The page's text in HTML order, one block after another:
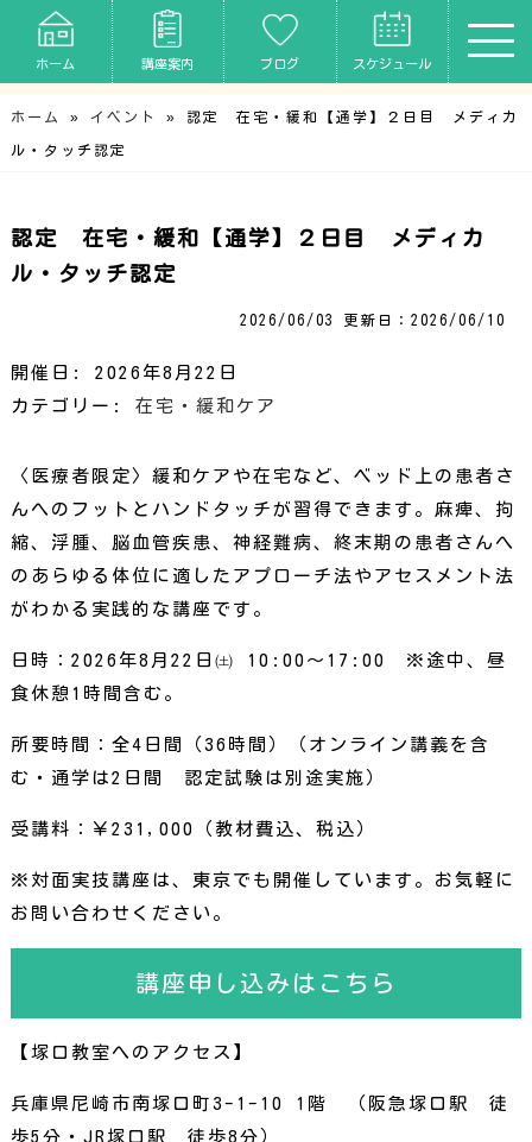
ホーム 講座案内 ブログ スケジュール
お知らせ
ホーム » イベント » 認定 在宅・緩和【通学】２日目 メディカ
ル・タッチ認定
認定 在宅・緩和【通学】２日目 メディカ
ル・タッチ認定
2026/06/03 更新日：2026/06/10
開催日: 2026年8月22日
カテゴリー: 在宅・緩和ケア
〈医療者限定〉緩和ケアや在宅など、ベッド上の患者さ
んへのフットとハンドタッチが習得できます。麻痺、拘
縮、浮腫、脳血管疾患、神経難病、終末期の患者さんへ
のあらゆる体位に適したアプローチ法やアセスメント法
がわかる実践的な講座です。
日時：2026年8月22日㈯ 10:00～17:00 ※途中、昼
食休憩1時間含む。
所要時間：全4日間（36時間）（オンライン講義を含
む・通学は2日間 認定試験は別途実施）
受講料：￥231,000（教材費込、税込）
※対面実技講座は、東京でも開催しています。お気軽に
お問い合わせください。
講座申し込みはこちら
【塚口教室へのアクセス】
兵庫県尼崎市南塚口町3-1-10 1階 （阪急塚口駅 徒
歩5分・JR塚口駅 徒歩8分）